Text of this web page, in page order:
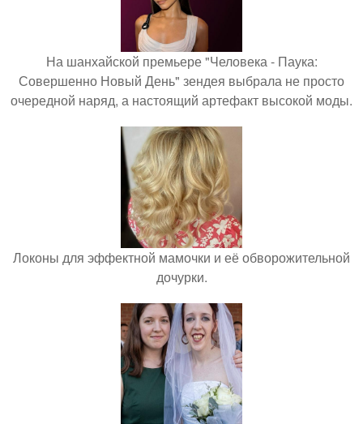
На шанхайской премьере "Человека - Паука:
Совершенно Новый День" зендея выбрала не просто
очередной наряд, а настоящий артефакт высокой моды.
Локоны для эффектной мамочки и её обворожительной
дочурки.